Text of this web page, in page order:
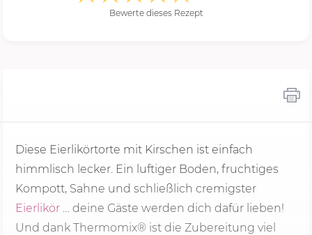
Bewerte dieses Rezept
Diese Eierlikörtorte mit Kirschen ist einfach
himmlisch lecker. Ein luftiger Boden, fruchtiges
Kompott, Sahne und schließlich cremigster
Eierlikör … deine Gäste werden dich dafür lieben!
Und dank Thermomix® ist die Zubereitung viel